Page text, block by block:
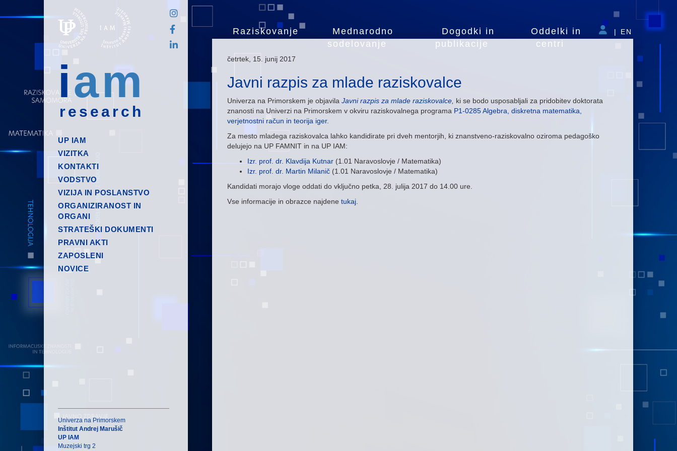
iam
research
Raziskovanje
Mednarodno
sodelovanje
Dogodki in
publikacije
Oddelki in
centri
| EN
UP IAM
VIZITKA
KONTAKTI
VODSTVO
VIZIJA IN POSLANSTVO
ORGANIZIRANOST IN
ORGANI
STRATEŠKI DOKUMENTI
PRAVNI AKTI
ZAPOSLENI
NOVICE
četrtek, 15. junij 2017
Javni razpis za mlade raziskovalce
Univerza na Primorskem je objavila Javni razpis za mlade raziskovalce ki se bodo usposabljali za pridobitev doktorata
znanosti na Univerzi na Primorskem v okviru raziskovalnega programa P1-0285 Algebra, diskretna matematika,
verjetnostni račun in teorija iger.
Za mesto mladega raziskovalca lahko kandidirate pri dveh mentorjih, ki znanstveno-raziskovalno oziroma pedagoško
delujejo na UP FAMNIT in na UP IAM:
Izr. prof. dr. Klavdija Kutnar (1.01 Naravoslovje / Matematika)
Izr. prof. dr. Martin Milanič (1.01 Naravoslovje / Matematika)
Kandidati morajo vloge oddati do vključno petka, 28. julija 2017 do 14.00 ure.
Vse informacije in obrazce najdene tukaj
Univerza na Primorskem
Inštitut Andrej Marušič
UP IAM
Muzejski trg 2